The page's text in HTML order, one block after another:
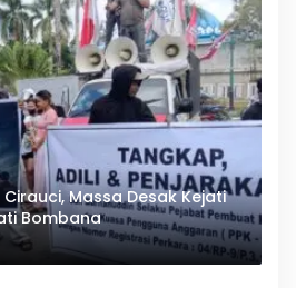
Massa Desak Kejati
Bombana